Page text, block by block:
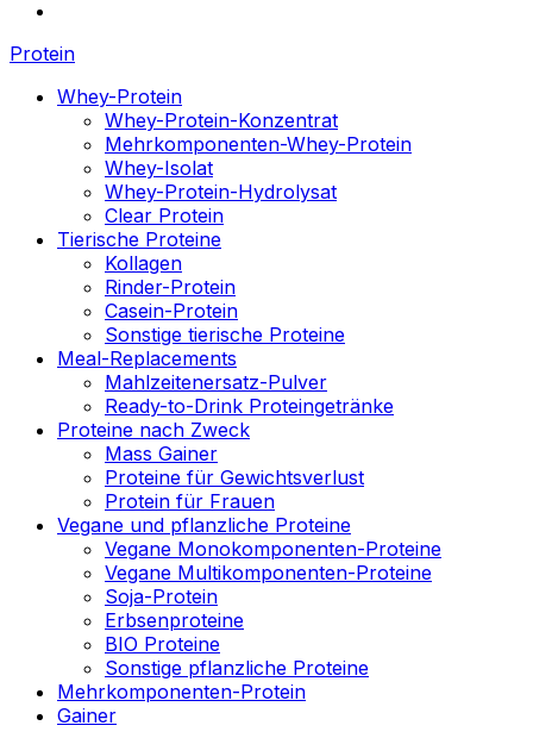
Protein
Whey-Protein
Whey-Protein-Konzentrat
Mehrkomponenten-Whey-Protein
Whey-Isolat
Whey-Protein-Hydrolysat
Clear Protein
Tierische Proteine
Kollagen
Rinder-Protein
Casein-Protein
Sonstige tierische Proteine
Meal-Replacements
Mahlzeitenersatz-Pulver
Ready-to-Drink Proteingetränke
Proteine nach Zweck
Mass Gainer
Proteine für Gewichtsverlust
Protein für Frauen
Vegane und pflanzliche Proteine
Vegane Monokomponenten-Proteine
Vegane Multikomponenten-Proteine
Soja-Protein
Erbsenproteine
BIO Proteine
Sonstige pflanzliche Proteine
Mehrkomponenten-Protein
Gainer